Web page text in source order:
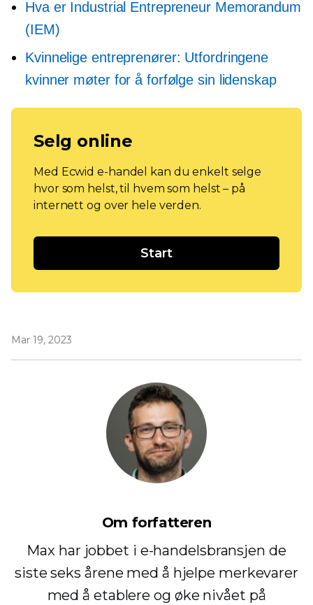
Hva er Industrial Entrepreneur Memorandum
(IEM)
Kvinnelige entreprenører: Utfordringene
kvinner møter for å forfølge sin lidenskap
Selg online
Med Ecwid e-handel kan du enkelt selge
hvor som helst, til hvem som helst – på
internett og over hele verden.
Start
Mar 19, 2023
Om forfatteren
Max har jobbet i e-handelsbransjen de
siste seks årene med å hjelpe merkevarer
med å etablere og øke nivået på